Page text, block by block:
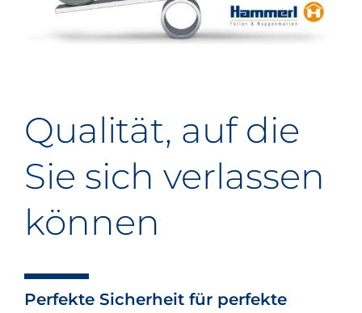
Qualität, auf die
Sie sich verlassen
können
Perfekte Sicherheit für perfekte